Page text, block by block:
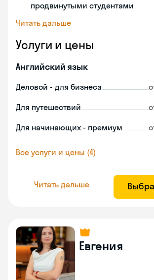
продвинутыми студентами
Читать дальше
Услуги и цены
Английский язык
Деловой - для бизнеса
Для путешествий
Для начинающих - премиум
Все услуги и цены (4)
Читать дальше
Евгения